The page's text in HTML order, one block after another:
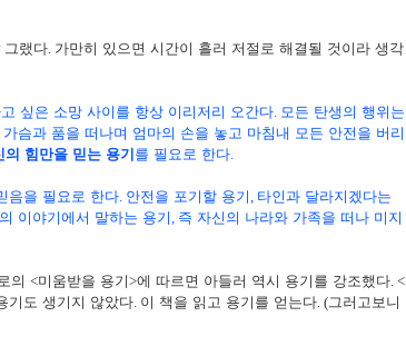
그랬다. 가만히 있으면 시간이 흘러 저절로 해결될 것이라 생각
싶은 소망 사이를 항상 이리저리 오간다. 모든 탄생의 행위는
슴과 품을 떠나며 엄마의 손을 놓고 마침내 모든 안전을 버리
의 힘만을 믿는 용기 를 필요로 한다.
음을 필요로 한다. 안전을 포기할 용기, 타인과 달라지겠다는
이야기에서 말하는 용기, 즉 자신의 나라와 가족을 떠나 미지
의 <미움받을 용기>에 따르면 아들러 역시 용기를 강조했다. <
기도 생기지 않았다. 이 책을 읽고 용기를 얻는다. (그러고보니